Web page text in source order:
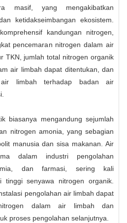
masif, yang mengakibatkan
ketidakseimbangan ekosistem.
kandungan nitrogen,
pencemaran nitrogen dalam air
TKN, jumlah total nitrogen organik
air limbah dapat ditentukan, dan
air limbah terhadap badan air
biasanya mengandung sejumlah
nitrogen amonia, yang sebagian
manusia dan sisa makanan. Air
dalam industri pengolahan
dan farmasi, sering kali
tinggi senyawa nitrogen organik.
pengolahan air limbah dapat
dalam air limbah dan
proses pengolahan selanjutnya.